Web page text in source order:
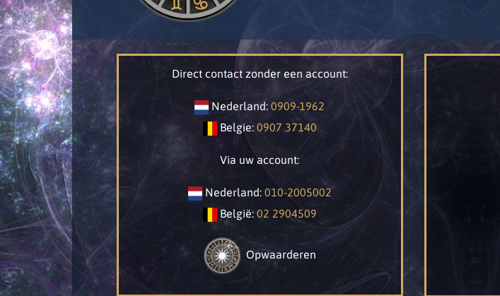
Direct contact zonder een account:
Nederland:0909-1962
Belgie: 0907 37140
Via uw account:
Nederland: 010-2005002
België: 02 2904509
Opwaarderen